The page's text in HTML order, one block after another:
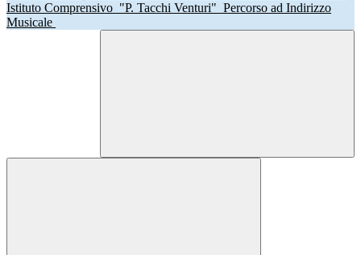
Istituto Comprensivo "P. Tacchi Venturi" Percorso ad Indirizzo
Musicale